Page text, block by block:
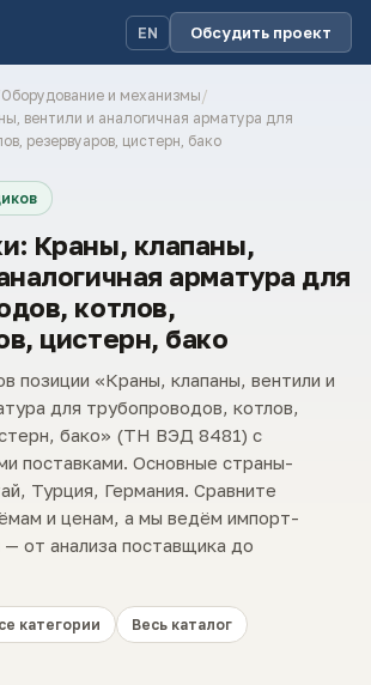
EN Обсудить проект
Оборудование и механизмы/
вентили и аналогичная арматура для
резервуаров, цистерн, бако
Краны, клапаны,
арматура для
котлов,
цистерн, бако
позиции «Краны, клапаны, вентили и
для трубопроводов, котлов,
бако» (ТН ВЭД 8481) с
поставками. Основные страны-
Турция, Германия. Сравните
и ценам, а мы ведём импорт-
от анализа поставщика до
категории Весь каталог